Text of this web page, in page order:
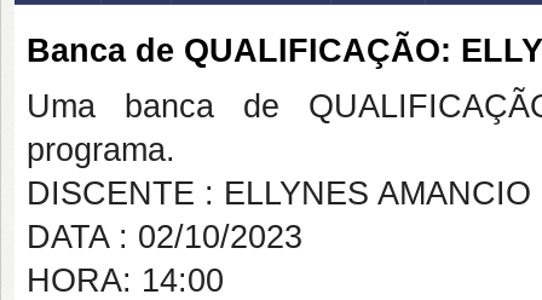
Banca de QUALIFICAÇÃO:
Uma banca de
programa.
DISCENTE : ELLYNES
DATA : 02/10/2023
HORA: 14:00